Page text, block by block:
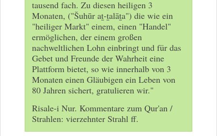
tausend fach. Zu diesen heiligen 3
Monaten, ("Šuhūr aṯ-ṯalāṯa") die wie ein
"heiliger Markt" einem, einen "Handel"
ermöglichen, der einem großen
nachweltlichen Lohn einbringt und für das
Gebet und Freunde der Wahrheit eine
Plattform bietet, so wie innerhalb von 3
Monaten einen Gläubigen ein Leben von
80 Jahren sichert, gratulieren wir."
Risale-i Nur. Kommentare zum Qur'an /
Strahlen: vierzehnter Strahl ff.